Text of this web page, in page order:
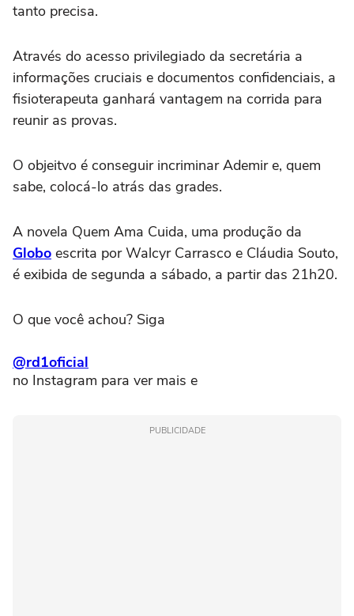
tanto precisa.
Através do acesso privilegiado da secretária a
informações cruciais e documentos confidenciais, a
fisioterapeuta ganhará vantagem na corrida para
reunir as provas.
O objeitvo é conseguir incriminar Ademir e, quem
sabe, colocá-lo atrás das grades.
A novela Quem Ama Cuida, uma produção da
Globo escrita por Walcyr Carrasco e Cláudia Souto,
é exibida de segunda a sábado, a partir das 21h20.
O que você achou? Siga
@rd1oficial
no Instagram para ver mais e
PUBLICIDADE